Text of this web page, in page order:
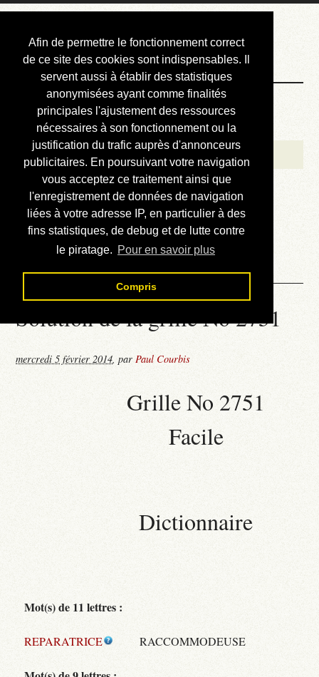
Afin de permettre le fonctionnement correct
de ce site des cookies sont indispensables. Il
servent aussi à établir des statistiques
anonymisées ayant comme finalités
principales l'ajustement des ressources
nécessaires à son fonctionnement ou la
justification du trafic auprès d'annonceurs
publicitaires. En poursuivant votre navigation
vous acceptez ce traitement ainsi que
l'enregistrement de données de navigation
liées à votre adresse IP, en particulier à des
fins statistiques, de debug et de lutte contre
le piratage. Pour en savoir plus
Compris
Courbis, « LE »
Blog Officiel
Bienvenue
Réalisations
Divers (et d’été)
Annonces
Liens externes
Téléchargement
Contact
Solution de la grille No 2751
mercredi 5 février 2014,parPaul Courbis
Grille No 2751
Facile
Dictionnaire
Mot(s) de 11 lettres :
REPARATRICE RACCOMMODEUSE